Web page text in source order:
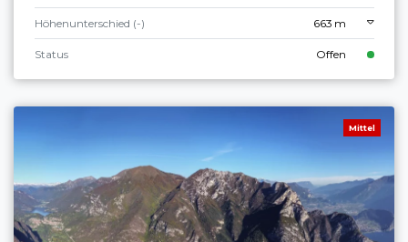
Höhenunterschied (-) 663 m
Status Offen
Mittel